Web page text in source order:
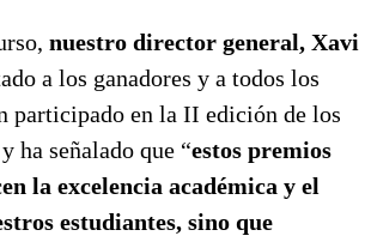
nuestro director general, Xavi
a los ganadores y a todos los
participado en la II edición de los
ha señalado que “estos premios
la excelencia académica y el
estudiantes, sino que